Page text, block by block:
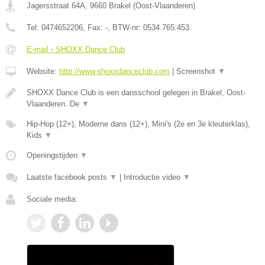
Jagersstraat 64A 9660 Brakel (Oost-Vlaanderen)
Tel: 0474652206 , Fax: - , BTW-nr: 0534.765.453.
E-mail › SHOXX Dance Club
Website: http://www.shoxxdanceclub.com | Screenshot ▼
SHOXX Dance Club is een dansschool gelegen in Brakel, Oost-
Vlaanderen. De ▼
Hip-Hop (12+), Moderne dans (12+), Mini's (2e en 3e kleuterklas),
Kids ▼
Openingstijden ▼
Laatste facebook posts ▼ | Introductie video ▼
Sociale media: